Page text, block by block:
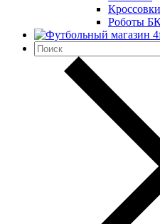
Кроссовки
Роботы